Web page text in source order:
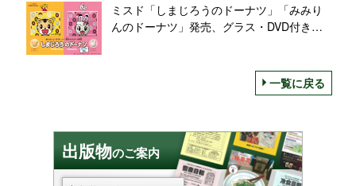
ミスド「しまじろうのドーナツ」「みみり
んのドーナツ」発売、グラス・DVD付きセ
一覧に戻る
出版物のご案内